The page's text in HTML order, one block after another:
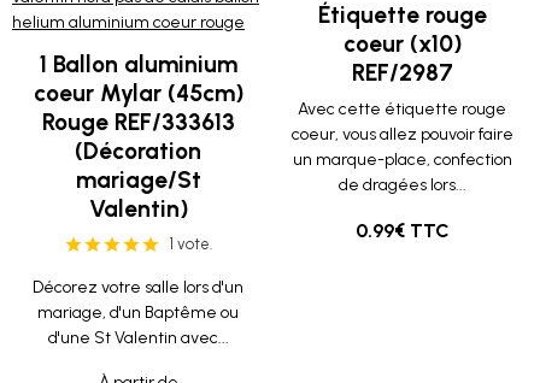
1 Ballon aluminium
coeur Mylar (45cm)
Rouge REF/333613
(Décoration
mariage/St
Valentin)
1 vote.
Décorez votre salle lors d'un
mariage, d'un Baptême ou
d'une St Valentin avec...
Étiquette rouge
coeur (x10)
REF/2987
Avec cette étiquette rouge
coeur, vous allez pouvoir faire
un marque-place, confection
de dragées lors...
0.99€ TTC